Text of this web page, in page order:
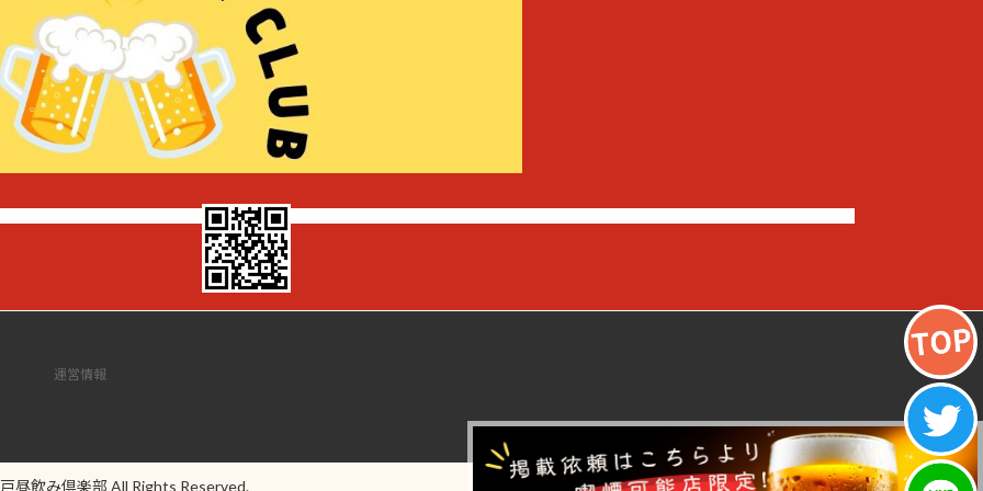
運営情報
昼飲み倶楽部 All Rights Reserved.